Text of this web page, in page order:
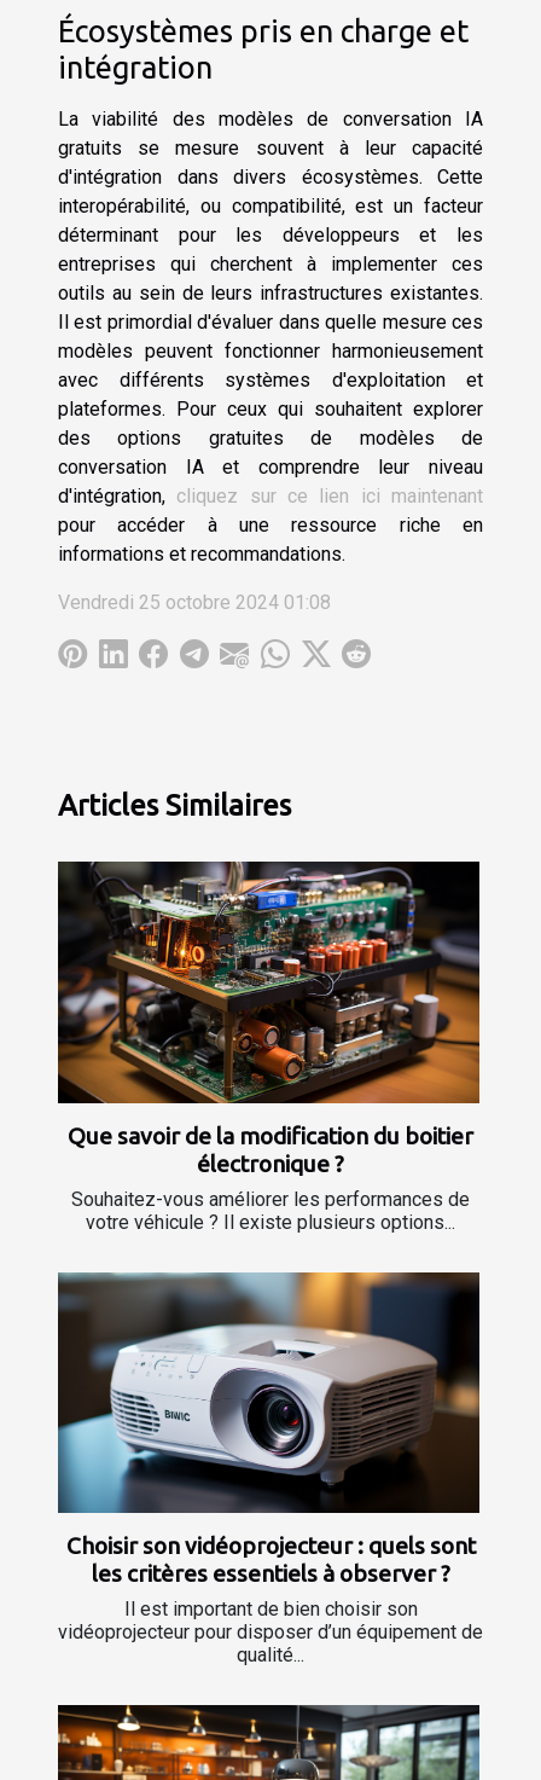
Écosystèmes pris en charge et
intégration
La viabilité des modèles de conversation IA
gratuits se mesure souvent à leur capacité
d'intégration dans divers écosystèmes. Cette
interopérabilité, ou compatibilité, est un facteur
déterminant pour les développeurs et les
entreprises qui cherchent à implementer ces
outils au sein de leurs infrastructures existantes.
Il est primordial d'évaluer dans quelle mesure ces
modèles peuvent fonctionner harmonieusement
avec différents systèmes d'exploitation et
plateformes. Pour ceux qui souhaitent explorer
des options gratuites de modèles de
conversation IA et comprendre leur niveau
d'intégration, cliquez sur ce lien ici maintenant
pour accéder à une ressource riche en
informations et recommandations.
Vendredi 25 octobre 2024 01:08
Articles Similaires
Que savoir de la modification du boitier
électronique ?
Souhaitez-vous améliorer les performances de
votre véhicule ? Il existe plusieurs options...
Choisir son vidéoprojecteur : quels sont
les critères essentiels à observer ?
Il est important de bien choisir son
vidéoprojecteur pour disposer d’un équipement de
qualité...